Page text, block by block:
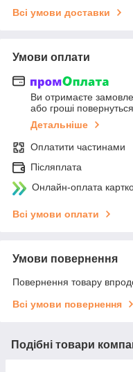
Всі умови доставки
Умови оплати
Ви отримаєте
або гроші
Детальніше
Оплатити частинами
Післяплата
Онлайн-оплата
Всі умови оплати
Умови повернення
Повернення товару
Всі умови повернення
Подібні товари